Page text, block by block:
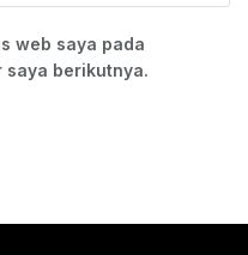
web saya pada
saya berikutnya.